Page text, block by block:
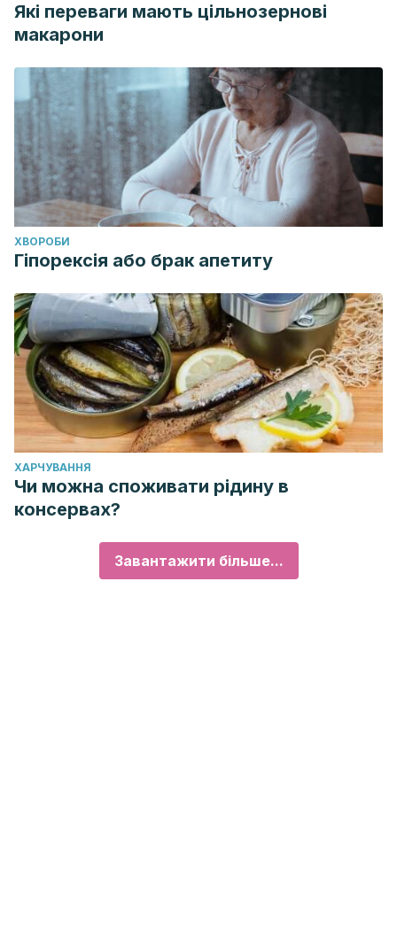
Які переваги мають цільнозернові
макарони
ХВОРОБИ
Гіпорексія або брак апетиту
ХАРЧУВАННЯ
Чи можна споживати рідину в
консервах?
Завантажити більше...